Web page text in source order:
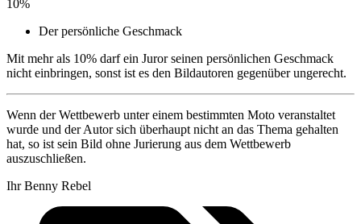
10%
Der persönliche Geschmack
Mit mehr als 10% darf ein Juror seinen persönlichen Geschmack
nicht einbringen, sonst ist es den Bildautoren gegenüber ungerecht.
Wenn der Wettbewerb unter einem bestimmten Moto veranstaltet
wurde und der Autor sich überhaupt nicht an das Thema gehalten
hat, so ist sein Bild ohne Jurierung aus dem Wettbewerb
auszuschließen.
Ihr Benny Rebel